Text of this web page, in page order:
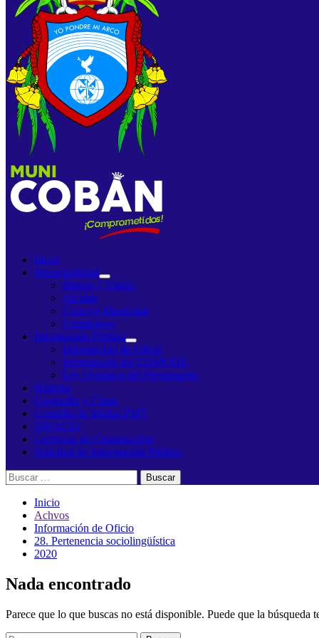
Inicio
Municipalidad
Misión y Visión
Alcalde
Concejo Municipal
Comisiones
Información Pública
Información de Oficio
Información del COMUDE
Ley Orgánica del Presupuesto
Historia
Geografía y Clima
Consulta de Multas PMT
SINACIG
Licencias de Construcción
Solicitud de Información Pública
Buscar:
Inicio
Achvos
Información de Oficio
28. Pertenencia sociolingüística
2020
Nada encontrado
Parece que lo que buscas no está disponible. Puede que la búsqueda